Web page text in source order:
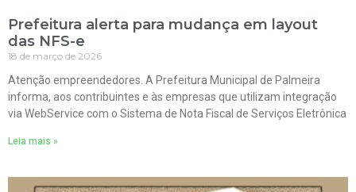
Prefeitura alerta para mudança em layout
das NFS-e
18 de março de 2026
Atenção empreendedores. A Prefeitura Municipal de Palmeira
informa, aos contribuintes e às empresas que utilizam integração
via WebService com o Sistema de Nota Fiscal de Serviços Eletrônica
Leia mais »